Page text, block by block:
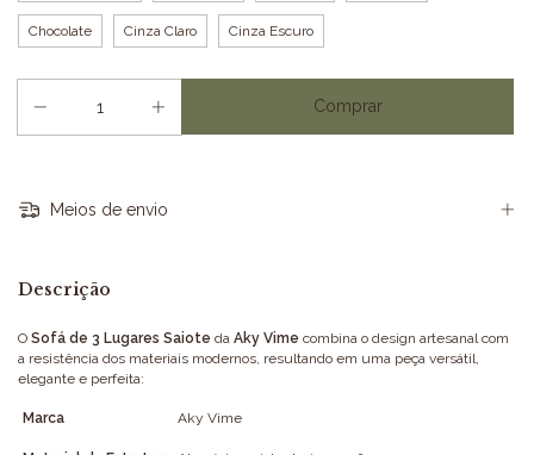
Chocolate Cinza Claro Cinza Escuro
Meios de envio
Descrição
O Sofá de 3 Lugares Saiote da Aky Vime combina o design artesanal com
a resistência dos materiais modernos, resultando em uma peça versátil,
elegante e perfeita:
Marca Aky Vime